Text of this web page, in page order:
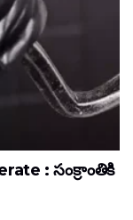
: సంక్రాంతికి